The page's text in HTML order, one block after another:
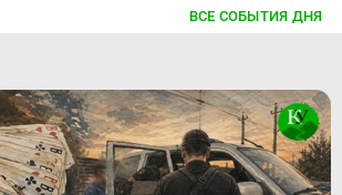
ВСЕ СОБЫТИЯ ДНЯ